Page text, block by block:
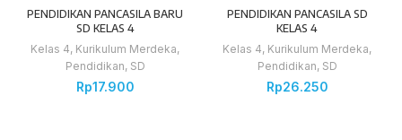
PENDIDIKAN PANCASILA BARU
SD KELAS 4
Kelas 4, Kurikulum Merdeka,
Pendidikan, SD
Rp17.900
PENDIDIKAN PANCASILA SD
KELAS 4
Kelas 4, Kurikulum Merdeka,
Pendidikan, SD
Rp26.250